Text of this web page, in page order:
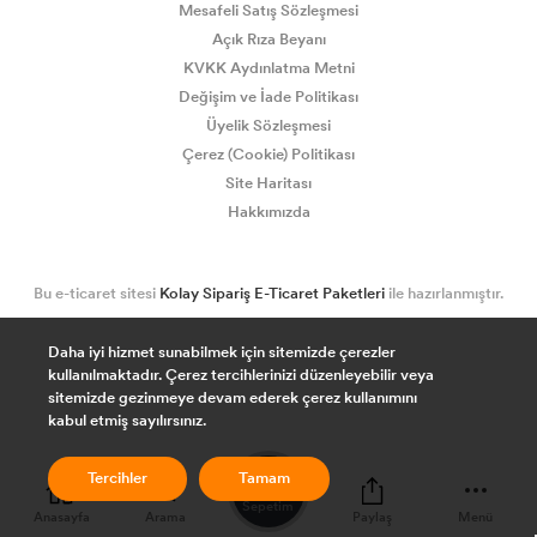
Anasayfa Arama
Sepetim
Paylaş Menü
Mesafeli Satış Sözleşmesi
Açık Rıza Beyanı
KVKK Aydınlatma Metni
Değişim ve İade Politikası
Üyelik Sözleşmesi
Çerez (Cookie) Politikası
Site Haritası
Hakkımızda
Bu e-ticaret sitesi Kolay Sipariş E-Ticaret Paketleri ile hazırlanmıştır.
Daha iyi hizmet sunabilmek için sitemizde çerezler
kullanılmaktadır. Çerez tercihlerinizi düzenleyebilir veya
sitemizde gezinmeye devam ederek çerez kullanımını
kabul etmiş sayılırsınız.
Tercihler Tamam